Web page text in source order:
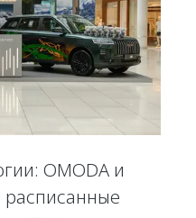
OMODA и
расписанные